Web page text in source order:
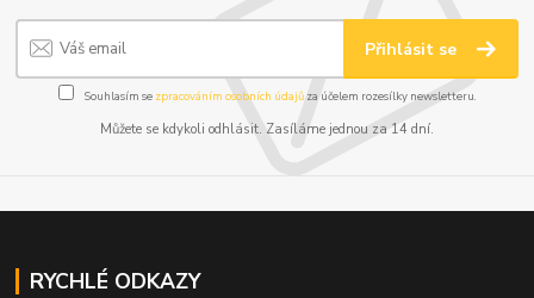
Přihlásit se
Souhlasím se zpracováním osobních údajůza účelem rozesílky newsletteru.
Můžete se kdykoli odhlásit. Zasíláme jednou za 14 dní.
RYCHLÉ ODKAZY